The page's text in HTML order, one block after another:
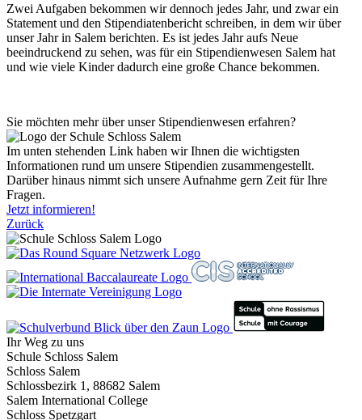
Zwei Aufgaben bekommen wir dennoch jedes Jahr, und zwar ein
Statement und den Stipendiatenbericht schreiben, in dem wir über
unser Jahr in Salem berichten. Es ist jedes Jahr aufs Neue
beeindruckend zu sehen, was für ein Stipendienwesen Salem hat
und wie viele Kinder dadurch eine große Chance bekommen.
Sie möchten mehr über unser Stipendienwesen erfahren?
Im unten stehenden Link haben wir Ihnen die wichtigsten
Informationen rund um unsere Stipendien zusammengestellt.
Darüber hinaus nimmt sich unsere Aufnahme gern Zeit für Ihre
Fragen.
Jetzt informieren!
Zurück
Ihr Weg zu uns
Schule Schloss Salem
Schloss Salem
Schlossbezirk 1, 88682 Salem
Salem International College
Schloss Spetzgart